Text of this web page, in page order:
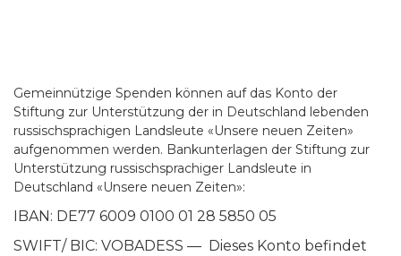
Gemeinnützige Spenden können auf das Konto der
Stiftung zur Unterstützung der in Deutschland lebenden
russischsprachigen Landsleute «Unsere neuen Zeiten»
aufgenommen werden. Bankunterlagen der Stiftung zur
Unterstützung russischsprachiger Landsleute in
Deutschland «Unsere neuen Zeiten»:
IBAN: DE77 6009 0100 01 28 5850 05
SWIFT/ BIC: VOBADESS — Dieses Konto befindet